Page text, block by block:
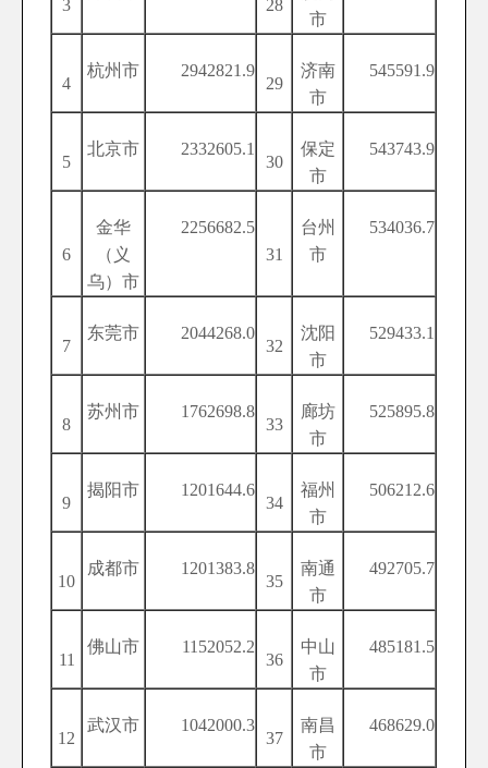
3 28
市
4
杭州市 2942821.9
29
济南
市
545591.9
5
北京市 2332605.1
30
保定
市
543743.9
6
金华
（义
乌）市
2256682.5
31
台州
市
534036.7
7
东莞市 2044268.0
32
沈阳
市
529433.1
8
苏州市 1762698.8
33
廊坊
市
525895.8
9
揭阳市 1201644.6
34
福州
市
506212.6
10
成都市 1201383.8
35
南通
市
492705.7
11
佛山市 1152052.2
36
中山
市
485181.5
12
武汉市 1042000.3
37
南昌
市
468629.0